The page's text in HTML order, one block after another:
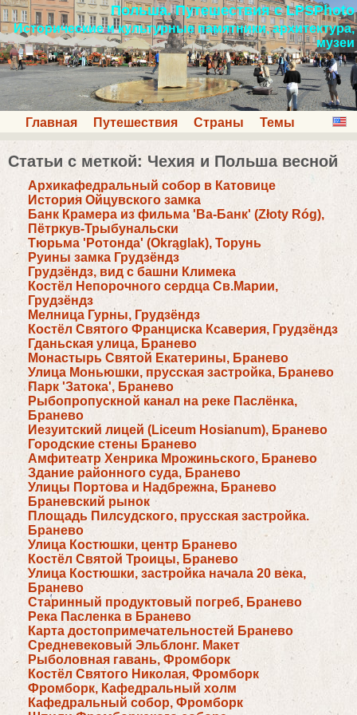
Польша. Путешествия с LPSPhoto
Исторические и культурные памятники, архитектура,
музеи
Главная Путешествия Страны Темы
Статьи с меткой: Чехия и Польша весной
Архикафедральный собор в Катовице
История Ойцувского замка
Банк Крамера из фильма 'Ва-Банк' (Złoty Róg),
Пётркув-Трыбунальски
Тюрьма 'Ротонда' (Okrąglak), Торунь
Руины замка Грудзёндз
Грудзёндз, вид с башни Климека
Костёл Непорочного сердца Св.Марии,
Грудзёндз
Мелница Гурны, Грудзёндз
Костёл Святого Франциска Ксаверия, Грудзёндз
Гданьская улица, Бранево
Монастырь Святой Екатерины, Бранево
Улица Моньюшки, прусская застройка, Бранево
Парк 'Затока', Бранево
Рыбопропускной канал на реке Паслёнка,
Бранево
Иезуитский лицей (Liceum Hosianum), Бранево
Городские стены Бранево
Амфитеатр Хенрика Мрожиньского, Бранево
Здание районного суда, Бранево
Улицы Портова и Надбрежна, Бранево
Браневский рынок
Площадь Пилсудского, прусская застройка.
Бранево
Улица Костюшки, центр Бранево
Костёл Святой Троицы, Бранево
Улица Костюшки, застройка начала 20 века,
Бранево
Старинный продуктовый погреб, Бранево
Река Пасленка в Бранево
Карта достопримечательностей Бранево
Средневековый Эльблонг. Макет
Рыболовная гавань, Фромборк
Костёл Святого Николая, Фромборк
Фромборк, Кафедральный холм
Кафедральный собор, Фромборк